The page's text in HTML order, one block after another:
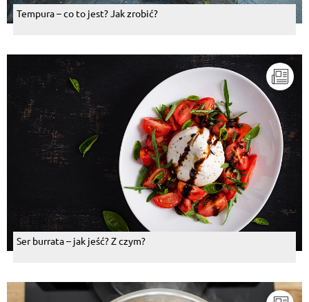
Tempura – co to jest? Jak zrobić?
Ser burrata – jak jeść? Z czym?